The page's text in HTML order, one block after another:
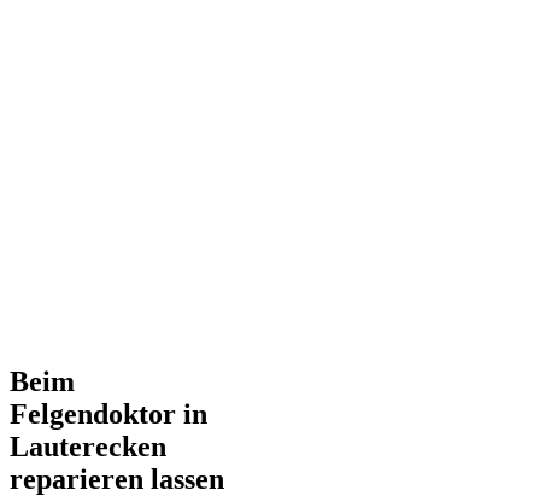
Beim
Felgendoktor in
Lauterecken
reparieren lassen